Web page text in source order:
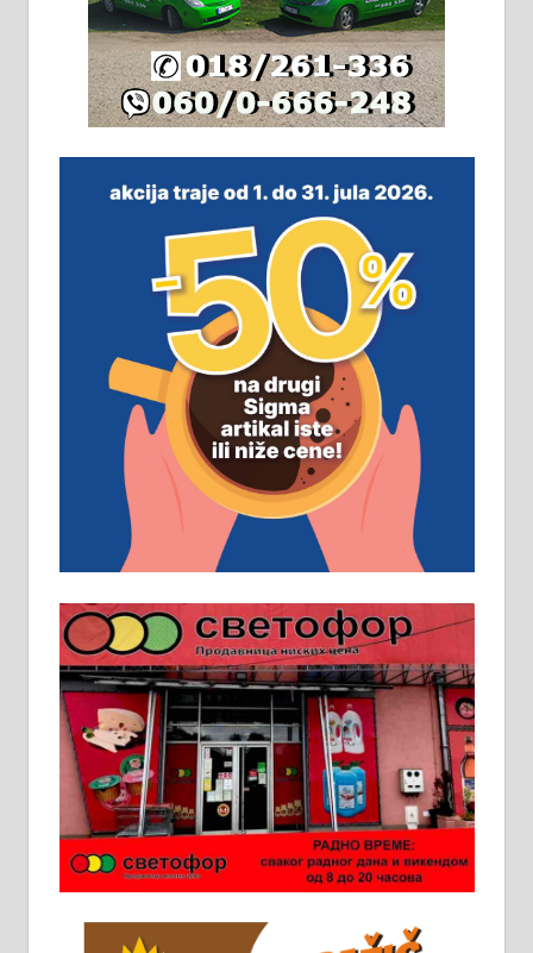
халу на Житковачком путу, на
плацу површине око 7 ари.
064/321-80-51; 063/102-35-25
На продају легализована, нова,
незавршена кућа површине 160
виру у Алексинцу. Могућа
замена. 064/21-63-584
ПОСЛОВНИ ОГЛАСИ
Рудник и флотација Рудник
д.о.о. Рудник запошљава 20
помоћника рудара. Услови:
Основна школа, пожељно радно
искуство на истим и сличним
пословима, али не и неопходан
услов. Обезбеђен смештај,
превоз, исхрана. 032/57-41-122 –
локал 22
Пружам услуге завршних радова
у грађевини, хидроизолације и
молерских радова. 061/25-28-058
Ало таксију потребан возач са Б
категоријом. 064/02-85-511
Потребна два радника за рад на
стоваришту „Липа промет” у
Алексинцу. За више
стовариште у улици Максима
Горког 26 сваког радног дана од